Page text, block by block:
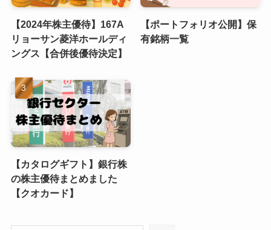
【2024年株主優待】167A
リョーサン菱洋ホールディ
ングス【合併後優待決定】
【ポートフォリオ公開】保
有銘柄一覧
【カタログギフト】銀行株
の株主優待まとめました
【クオカード】